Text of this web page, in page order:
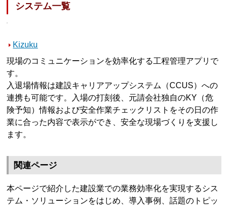
システム一覧
Kizuku
現場のコミュニケーションを効率化する工程管理アプリで
す。
入退場情報は建設キャリアアップシステム（CCUS）への
連携も可能です。入場の打刻後、元請会社独自のKY（危
険予知）情報および安全作業チェックリストをその日の作
業に合った内容で表示ができ、安全な現場づくりを支援し
ます。
関連ページ
本ページで紹介した建設業での業務効率化を実現するシス
テム・ソリューションをはじめ、導入事例、話題のトピッ